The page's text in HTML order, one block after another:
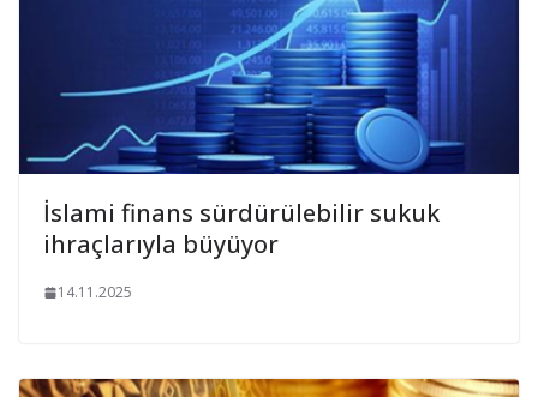
İslami finans sürdürülebilir sukuk
ihraçlarıyla büyüyor
14.11.2025